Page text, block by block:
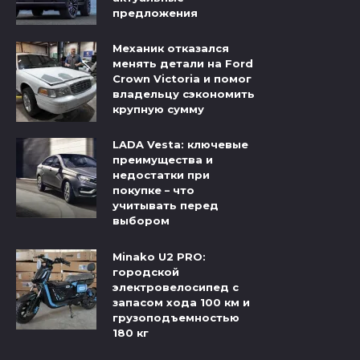
предложения
Механик отказался
менять детали на Ford
Crown Victoria и помог
владельцу сэкономить
крупную сумму
LADA Vesta: ключевые
преимущества и
недостатки при
покупке – что
учитывать перед
выбором
Minako U2 PRO:
городской
электровелосипед с
запасом хода 100 км и
грузоподъемностью
180 кг